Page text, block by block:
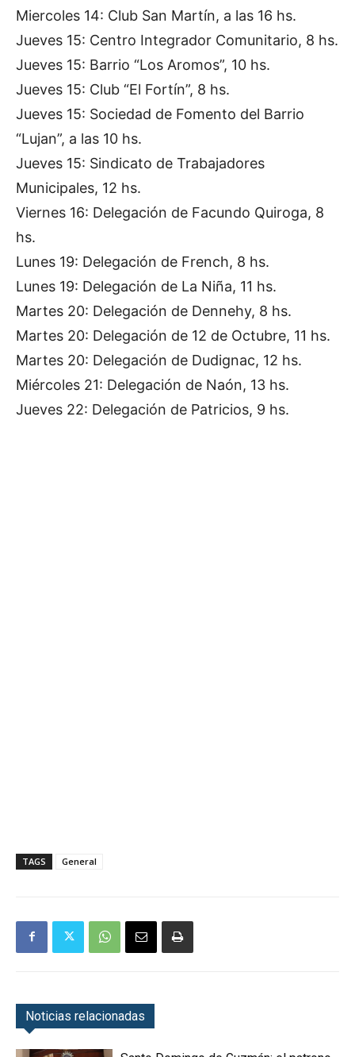
Miercoles 14: Club San Martín, a las 16 hs.
Jueves 15: Centro Integrador Comunitario, 8 hs.
Jueves 15: Barrio “Los Aromos”, 10 hs.
Jueves 15: Club “El Fortín”, 8 hs.
Jueves 15: Sociedad de Fomento del Barrio
“Lujan”, a las 10 hs.
Jueves 15: Sindicato de Trabajadores
Municipales, 12 hs.
Viernes 16: Delegación de Facundo Quiroga, 8
hs.
Lunes 19: Delegación de French, 8 hs.
Lunes 19: Delegación de La Niña, 11 hs.
Martes 20: Delegación de Dennehy, 8 hs.
Martes 20: Delegación de 12 de Octubre, 11 hs.
Martes 20: Delegación de Dudignac, 12 hs.
Miércoles 21: Delegación de Naón, 13 hs.
Jueves 22: Delegación de Patricios, 9 hs.
TAGS General
Noticias relacionadas